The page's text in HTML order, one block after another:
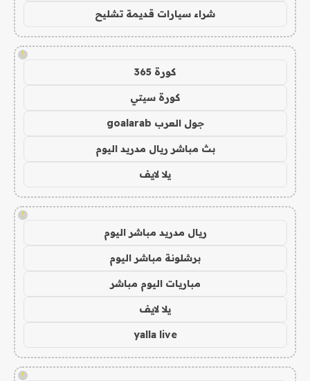
شراء سيارات قديمة تشليح
!
كورة 365
كورة سيتي
جول العرب goalarab
بث مباشر ريال مدريد اليوم
يلا لايف
!
ريال مدريد مباشر اليوم
برشلونة مباشر اليوم
مباريات اليوم مباشر
يلا لايف
yalla live
!